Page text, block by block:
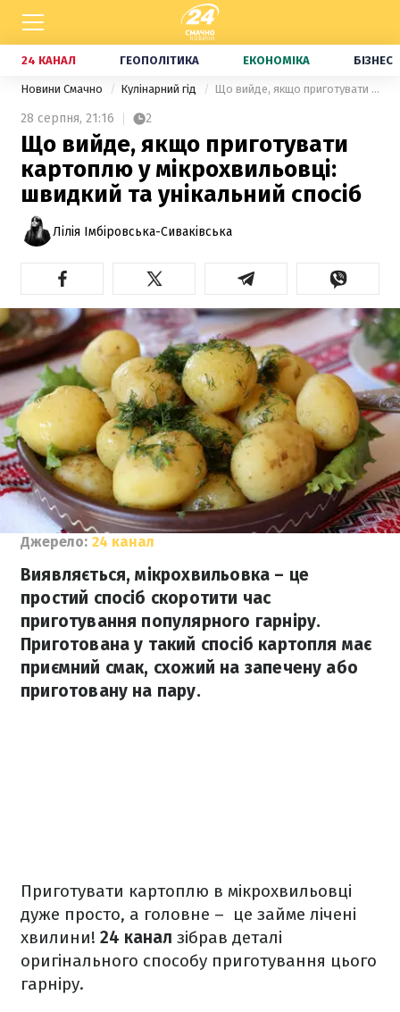
24 КАНАЛ ГЕОПОЛІТИКА ЕКОНОМІКА БІЗНЕС
Новини Смачно Кулінарний гід Що вийде, якщо приготувати картоплю у мікрохвильовці: швидкий та унікальний спосіб
28 серпня, 21:16 2
Що вийде, якщо приготувати
картоплю у мікрохвильовці:
швидкий та унікальний спосіб
Лілія Імбіровська-Сиваківська
Джерело: 24 канал
Виявляється, мікрохвильовка – це
простий спосіб скоротити час
приготування популярного гарніру.
Приготована у такий спосіб картопля має
приємний смак, схожий на запечену або
приготовану на пару.
Приготувати картоплю в мікрохвильовці
дуже просто, а головне – це займе лічені
хвилини! 24 канал зібрав деталі
оригінального способу приготування цього
гарніру.